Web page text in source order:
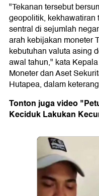
"Tekanan tersebut
geopolitik,
sentral di sejumlah
arah kebijakan moneter
kebutuhan valuta asing
awal tahun," kata
Moneter dan Aset
Hutapea, dalam
Tonton juga video
Keciduk Lakukan